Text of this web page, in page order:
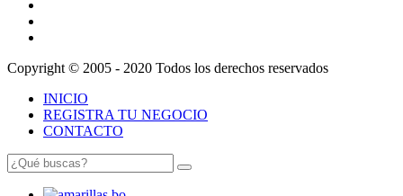
Copyright © 2005 - 2020 Todos los derechos reservados
INICIO
REGISTRA TU NEGOCIO
CONTACTO